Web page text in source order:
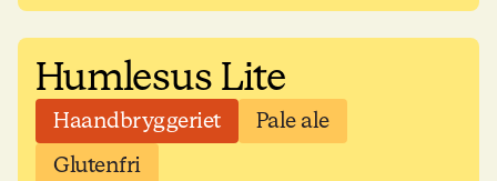
Humlesus Lite
Haandbryggeriet
Pale ale
Glutenfri